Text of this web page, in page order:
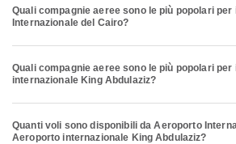
Quali compagnie aeree sono le più popolari
Internazionale del Cairo?
Quali compagnie aeree sono le più popolari
internazionale King Abdulaziz?
Quanti voli sono disponibili da Aeroporto
Aeroporto internazionale King Abdulaziz?